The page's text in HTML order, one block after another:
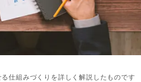
仕組みづくりを詳しく解説したものです